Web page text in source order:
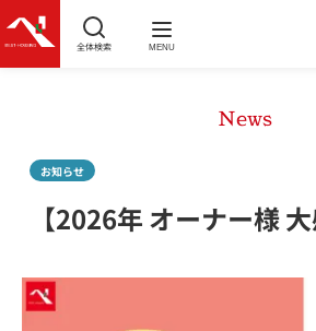
全体検索 MENU
News
お知らせ
【2026年 オーナー様 大